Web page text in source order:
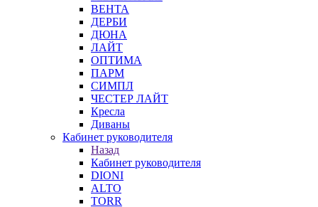
ВЕНТА
ДЕРБИ
ДЮНА
ЛАЙТ
ОПТИМА
ПАРМ
СИМПЛ
ЧЕСТЕР ЛАЙТ
Кресла
Диваны
Кабинет руководителя
Назад
Кабинет руководителя
DIONI
ALTO
TORR